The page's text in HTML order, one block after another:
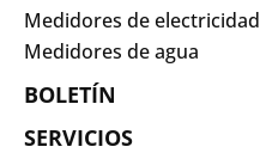
Medidores de electricidad
Medidores de agua
BOLETÍN
SERVICIOS